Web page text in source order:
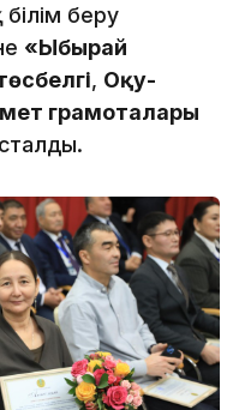
беру
«Ыбырай
, Оқу-
грамоталары